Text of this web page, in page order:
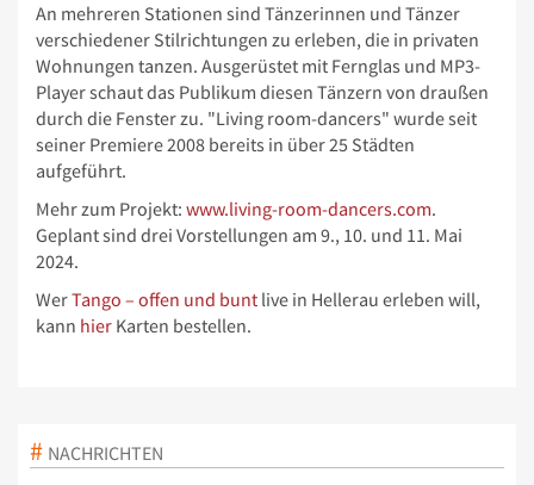
An mehreren Stationen sind Tänzerinnen und Tänzer
verschiedener Stilrichtungen zu erleben, die in privaten
Wohnungen tanzen. Ausgerüstet mit Fernglas und MP3-
Player schaut das Publikum diesen Tänzern von draußen
durch die Fenster zu. "Living room-dancers" wurde seit
seiner Premiere 2008 bereits in über 25 Städten
aufgeführt.
Mehr zum Projekt: www.living-room-dancers.com.
Geplant sind drei Vorstellungen am 9., 10. und 11. Mai
2024.
WerTango – offen und bunt live in Hellerau erleben will,
kann hier Karten bestellen.
NACHRICHTEN